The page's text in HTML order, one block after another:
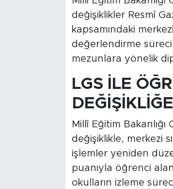
değişiklikler Resmî
kapsamındaki
değerlendirme
mezunlara yönelik
LGS İLE
Millî Eğitim
değişiklikle, merkezi
işlemler yeniden
puanıyla öğrenci
okulların izleme